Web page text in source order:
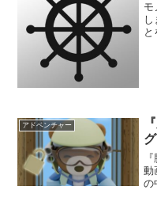
モ
アドベンチャー
動
の